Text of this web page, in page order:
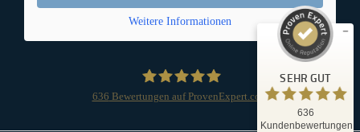
Weitere Informationen
636 Bewertungen auf ProvenExpert.com
SEHR GUT
636
Kundenbewertungen
Kundenbewertungen und Erfahrungen zu
OrthoCenter München
100
%
Empfehlungen auf
ProvenExpert.com
5,00
/
5,00